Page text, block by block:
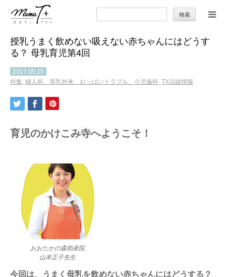
索:
授乳うまく飲めない吸えない赤ちゃんにはどうす
る？ 母乳育児第4回
2017.05.15
特集, 婦人科、母乳外来、おっぱいトラブル、小児歯科, TX沿線情報
育児のかけこみ寺へようこそ！
おおたかの森助産院
山本正子先生
今回は、うまく母乳を飲めない赤ちゃんにはどうする？
トップ
ママのカラダとココロ
セカンドキャリア
暮らしの小ワザ
季節の行事やお出かけ
特集
ままてぃ編集部